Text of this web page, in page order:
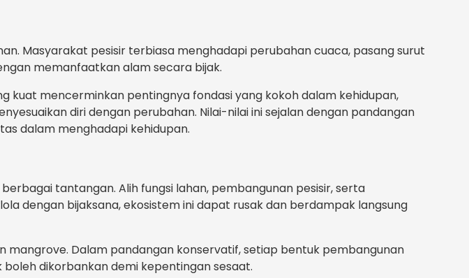
Masyarakat pesisir terbiasa menghadapi perubahan cuaca, pasang surut
memanfaatkan alam secara bijak.
kuat mencerminkan pentingnya fondasi yang kokoh dalam kehidupan,
diri dengan perubahan. Nilai-nilai ini sejalan dengan pandangan
dalam menghadapi kehidupan.
tantangan. Alih fungsi lahan, pembangunan pesisir, serta
dengan bijaksana, ekosistem ini dapat rusak dan berdampak langsung
Dalam pandangan konservatif, setiap bentuk pembangunan
dikorbankan demi kepentingan sesaat.